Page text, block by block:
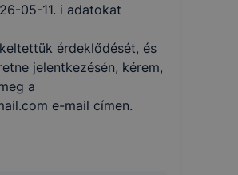
05-11. i adatokat
érdeklődését, és
jelentkezésén, kérem,
a
e-mail címen.